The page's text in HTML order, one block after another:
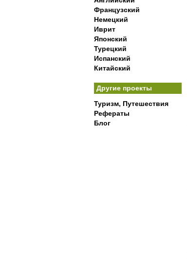
Французский
Немецкий
Иврит
Японский
Турецкий
Испанский
Китайский
Другие проекты
Туризм, Путешествия
Рефераты
Блог